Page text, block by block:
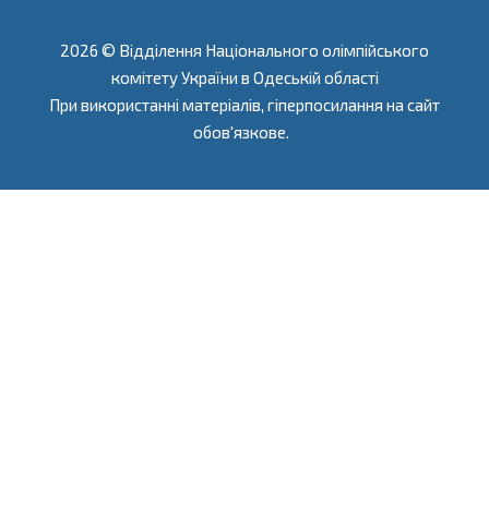
2026 © Відділення Національного олімпійського
комітету України в Одеській області
При використанні матеріалів, гіперпосилання на сайт
обов'язкове.